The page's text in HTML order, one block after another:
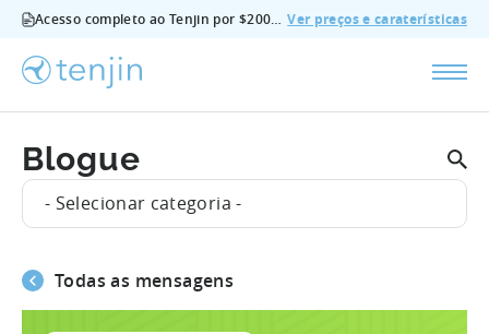
Acesso completo ao Tenjin por $200/mês - todas as funcionalidades, sem suplementos, cancelar em qualquer altura. Ver preços e caraterísticas
Blogue
- Selecionar categoria -
Todas as mensagens